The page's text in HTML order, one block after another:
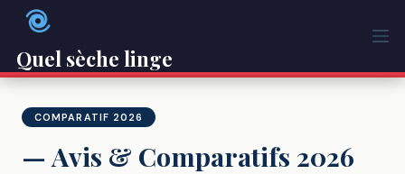
Passer
Quel sèche linge
COMPARATIF 2026
— Avis & Comparatifs 2026